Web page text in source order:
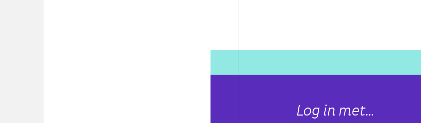
Log in met…